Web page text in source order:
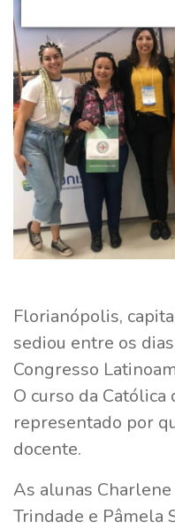
Florianópolis,
sediou entre os
Congresso
O curso da
representado por
docente.
As alunas
Trindade e Pâmela